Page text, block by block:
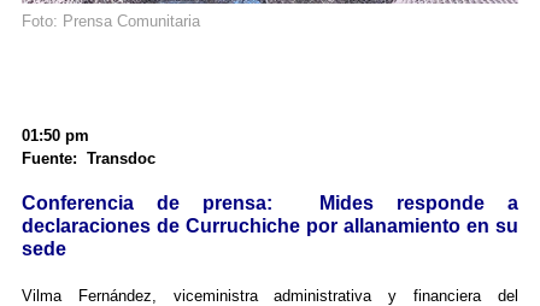
Foto: Prensa Comunitaria
01:50 pm
Fuente: Transdoc
Conferencia de prensa: Mides responde a
declaraciones de Curruchiche por allanamiento en su
sede
Vilma Fernández, viceministra administrativa y financiera del